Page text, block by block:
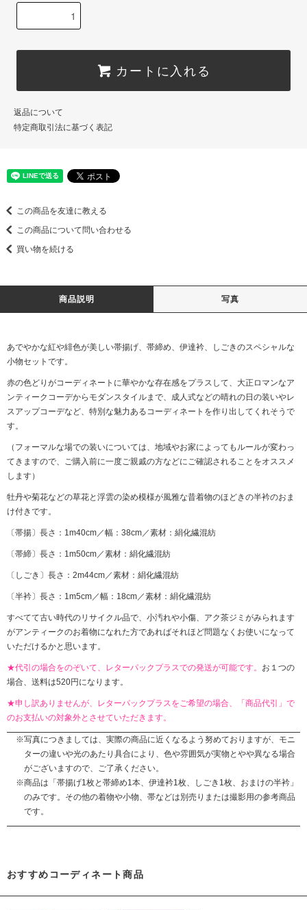
カートに入れる
返品について
特定商取引法に基づく表記
この商品を友達に教える
この商品について問い合わせる
買い物を続ける
商品説明 写真
あでやかな紅や緋色が美しい帯揚げ、帯締め、伊達衿、しごきのスペシャルな
小物セットです。
赤の色どりがコーディネートに華やかな存在感をプラスして、大正ロマンなア
ンティークコーデからモダンスタイルまで、成人式などの晴れの日の装いやレ
スアップコーデなど、特別な魅力あるコーディネートを作り出してくれそうで
す。
（フォーマルな場での装いについては、地域やお家によってもルールが変わっ
てきますので、ご購入前に一度ご親戚の方などにご確認されることをオススメ
します）
牡丹や菊花などの草花と浮雲の染め模様が風雅な昔着物のほどきの半衿のおま
け付きです。
〔帯揚〕長さ：1m40cm／幅：38cm／素材：絹化繊混紡
〔帯締〕長さ：1m50cm／素材：絹化繊混紡
〔しごき〕長さ：2m44cm／素材：絹化繊混紡
〔半衿〕長さ：1m5cm／幅：18cm／素材：絹化繊混紡
すべてて古い時代のリサイクル品で、小汚れや小傷、アク茶ジミがみられます
がアンティークのお着物になれた方であればそれほど問題なくお使いになって
いただけるかと思います。
★代引の場合をのぞいて、レターパックプラスでの発送が可能です。 お１つの
場合、送料は520円になります。
★申し訳ありませんが、レターパックプラスをご希望の場合、「商品代引」で
のお支払いの対象外とさせていただきます。
写真につきましては、実際の商品に近くなるよう努めておりますが、モニ
ターの違いや光のあたり具合により、色や雰囲気が実物とやや異なる場合
がございますので、ご了承ください。
商品は「帯揚げ1枚と帯締め1本、伊達衿1枚、しごき1枚、おまけの半衿」
のみです。その他の着物や小物、帯などは別売りまたは撮影用の参考商品
です。
おすすめコーディネート商品